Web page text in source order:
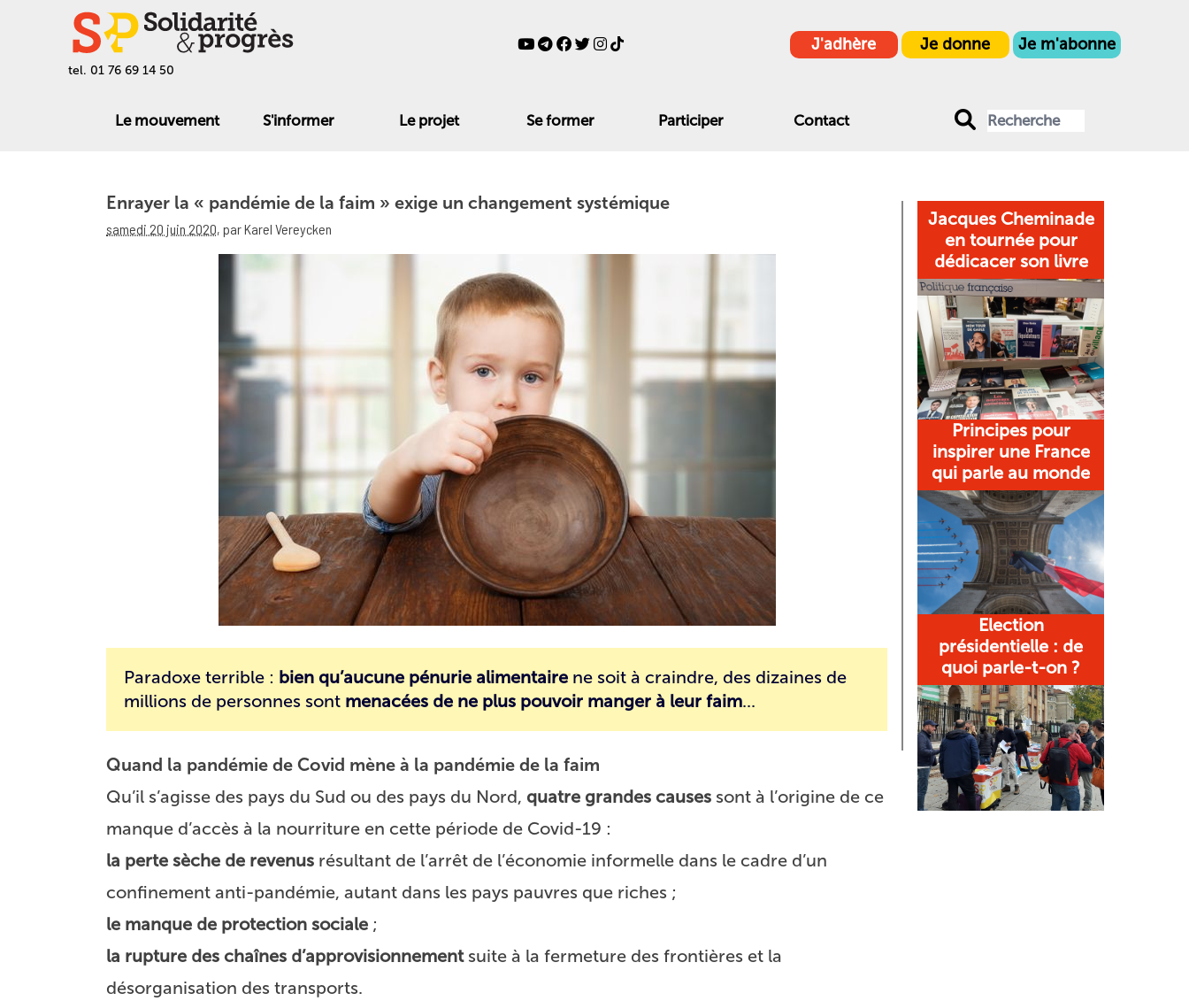
tel. 01 76 69 14 50
J'adhère Je donne Je m'abonne
Le mouvement S'informer Le projet Se former Participer Contact
Enrayer la « pandémie de la faim » exige un changement systémique
samedi 20 juin 2020, par Karel Vereycken
Paradoxe terrible : bien qu’aucune pénurie alimentaire ne soit à craindre, des dizaines de
millions de personnes sont menacées de ne plus pouvoir manger à leur faim...
Quand la pandémie de Covid mène à la pandémie de la faim
Qu’il s’agisse des pays du Sud ou des pays du Nord, quatre grandes causes sont à l’origine de ce
manque d’accès à la nourriture en cette période de Covid-19 :
la perte sèche de revenus résultant de l’arrêt de l’économie informelle dans le cadre d’un
confinement anti-pandémie, autant dans les pays pauvres que riches ;
le manque de protection sociale ;
la rupture des chaînes d’approvisionnementsuite à la fermeture des frontières et la
désorganisation des transports.
Jacques Cheminade
en tournée pour
dédicacer son livre
Principes pour
inspirer une France
qui parle au monde
Election
présidentielle : de
quoi parle-t-on ?